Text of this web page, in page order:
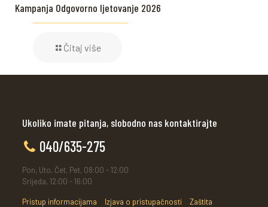
Kampanja Odgovorno ljetovanje 2026
Čitaj više
Ukoliko imate pitanja, slobodno nas kontaktirajte
040/635-275
Pon, Uto, Čet, Pet, 08:00 - 12:00
Srijeda, 12:00 - 16:00
Pristup informacijama Izjava o pristupačnosti
Zaštita